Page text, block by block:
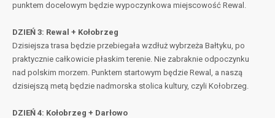
punktem docelowym będzie wypoczynkowa miejscowość Rewal.
DZIEŃ 3: Rewal + Kołobrzeg
Dzisiejsza trasa będzie przebiegała wzdłuż wybrzeża Bałtyku, po
praktycznie całkowicie płaskim terenie. Nie zabraknie odpoczynku
nad polskim morzem. Punktem startowym będzie Rewal, a naszą
dzisiejszą metą będzie nadmorska stolica kultury, czyli Kołobrzeg.
DZIEŃ 4: Kołobrzeg + Darłowo